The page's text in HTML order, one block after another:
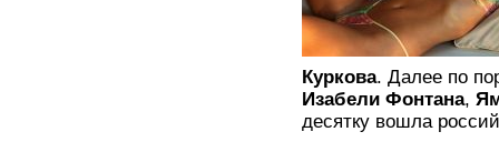
Куркова. Далее по
Изабели Фонтана,
десятку вошла